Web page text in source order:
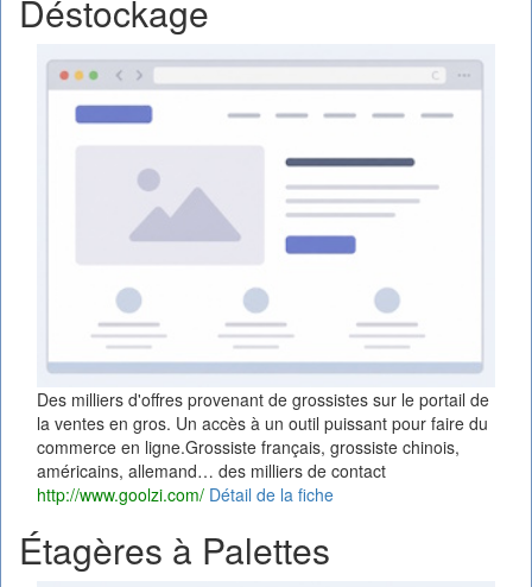
Déstockage
Des milliers d'offres provenant de grossistes sur le portail de
la ventes en gros. Un accès à un outil puissant pour faire du
commerce en ligne.Grossiste français, grossiste chinois,
américains, allemand… des milliers de contact
http://www.goolzi.com/ Détail de la fiche
Étagères à Palettes